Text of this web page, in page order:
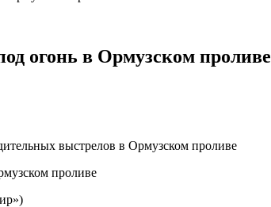
огонь в Ормузском проливе
выстрелов в Ормузском проливе